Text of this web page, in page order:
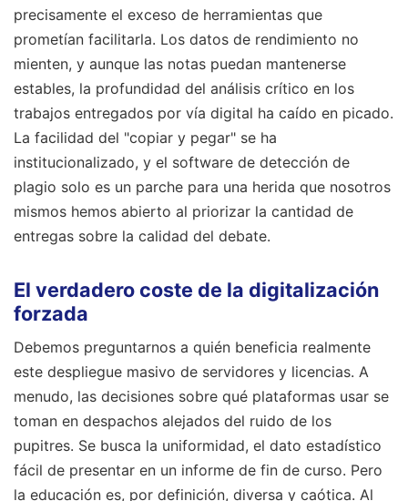
precisamente el exceso de herramientas que
prometían facilitarla. Los datos de rendimiento no
mienten, y aunque las notas puedan mantenerse
estables, la profundidad del análisis crítico en los
trabajos entregados por vía digital ha caído en picado.
La facilidad del "copiar y pegar" se ha
institucionalizado, y el software de detección de
plagio solo es un parche para una herida que nosotros
mismos hemos abierto al priorizar la cantidad de
entregas sobre la calidad del debate.
El verdadero coste de la digitalización
forzada
Debemos preguntarnos a quién beneficia realmente
este despliegue masivo de servidores y licencias. A
menudo, las decisiones sobre qué plataformas usar se
toman en despachos alejados del ruido de los
pupitres. Se busca la uniformidad, el dato estadístico
fácil de presentar en un informe de fin de curso. Pero
la educación es, por definición, diversa y caótica. Al